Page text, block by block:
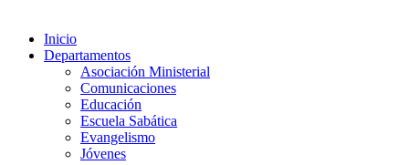
Inicio
Departamentos
Asociación Ministerial
Comunicaciones
Educación
Escuela Sabática
Evangelismo
Jóvenes